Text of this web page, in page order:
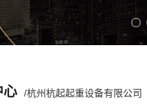
心 /杭州杭起起重设备有限公司